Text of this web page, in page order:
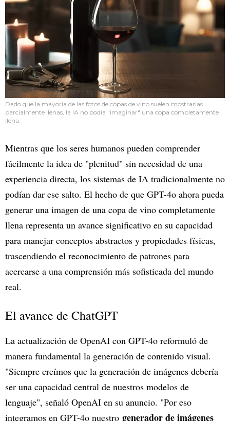
Dado que la mayoría de las fotos de copas de vino suelen mostrarlas
parcialmente llenas, la IA no podía "imaginar" una copa completamente
llena.
Mientras que los seres humanos pueden comprender
fácilmente la idea de "plenitud" sin necesidad de una
experiencia directa, los sistemas de IA tradicionalmente no
podían dar ese salto. El hecho de que GPT-4o ahora pueda
generar una imagen de una copa de vino completamente
llena representa un avance significativo en su capacidad
para manejar conceptos abstractos y propiedades físicas,
trascendiendo el reconocimiento de patrones para
acercarse a una comprensión más sofisticada del mundo
real.
El avance de ChatGPT
La actualización de OpenAI con GPT-4o reformuló de
manera fundamental la generación de contenido visual.
"Siempre creímos que la generación de imágenes debería
ser una capacidad central de nuestros modelos de
lenguaje", señaló OpenAI en su anuncio. "Por eso
integramos en GPT-4o nuestro generador de imágenes